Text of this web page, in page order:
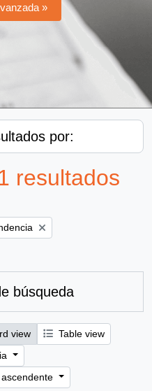
»
por:
resultados
búsqueda
view
Table view